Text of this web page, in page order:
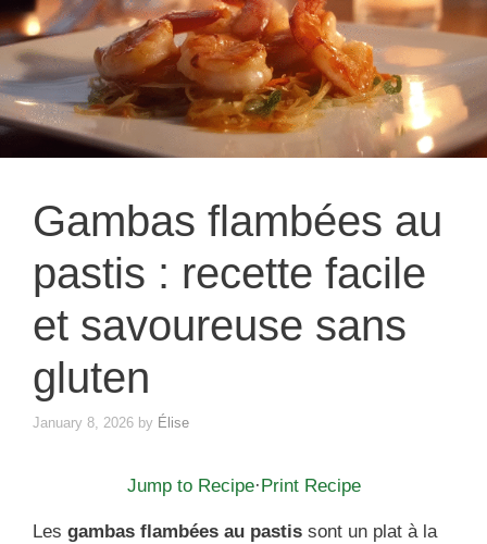
Gambas flambées au
pastis : recette facile
et savoureuse sans
gluten
January 8, 2026 by Élise
Jump to Recipe· Print Recipe
Les gambas flambées au pastis sont un plat à la